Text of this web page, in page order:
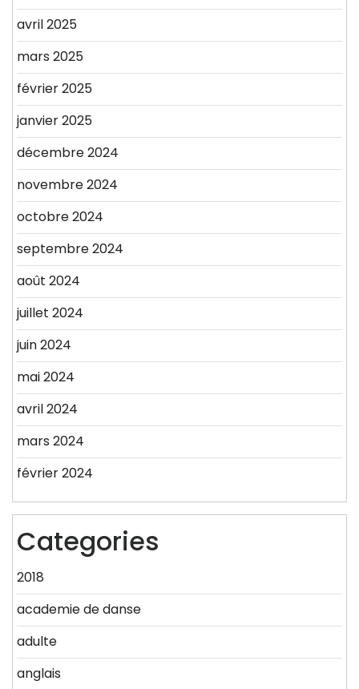
avril 2025
mars 2025
février 2025
janvier 2025
décembre 2024
novembre 2024
octobre 2024
septembre 2024
août 2024
juillet 2024
juin 2024
mai 2024
avril 2024
mars 2024
février 2024
Categories
2018
academie de danse
adulte
anglais